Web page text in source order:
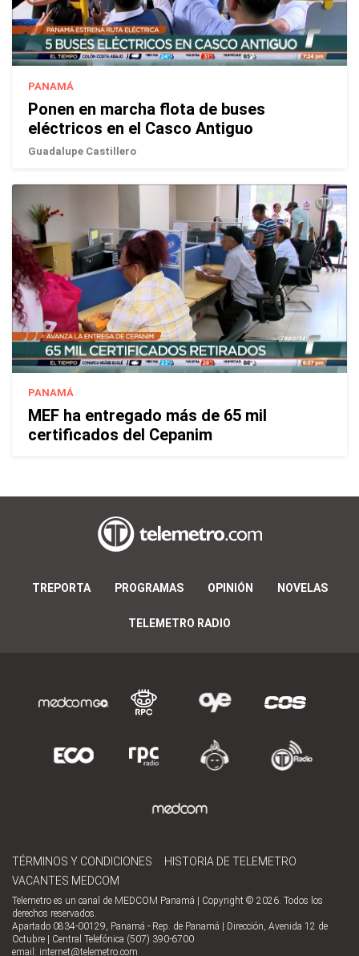
PANAMÁ
Ponen en marcha flota de buses
eléctricos en el Casco Antiguo
Guadalupe Castillero
PANAMÁ
MEF ha entregado más de 65 mil
certificados del Cepanim
TREPORTA PROGRAMAS OPINIÓN NOVELAS
TELEMETRO RADIO
TÉRMINOS Y CONDICIONES
HISTORIA DE TELEMETRO
VACANTES MEDCOM
Telemetro es un canal de MEDCOM Panamá | Copyright © 2026. Todos los
derechos reservados.
Apartado 0834-00129, Panamá - Rep. de Panamá | Dirección, Avenida 12 de
Octubre | Central Telefónica (507) 390-6700
email: internet@telemetro.com